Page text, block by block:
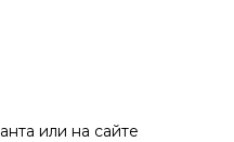
или на сайте